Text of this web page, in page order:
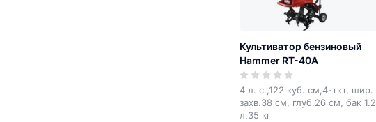
Культиватор бензиновый
Hammer RT-40A
4 л. с.,122 куб. см,4-ткт, шир.
захв.38 см, глуб.26 см, бак 1.2
л,35 кг